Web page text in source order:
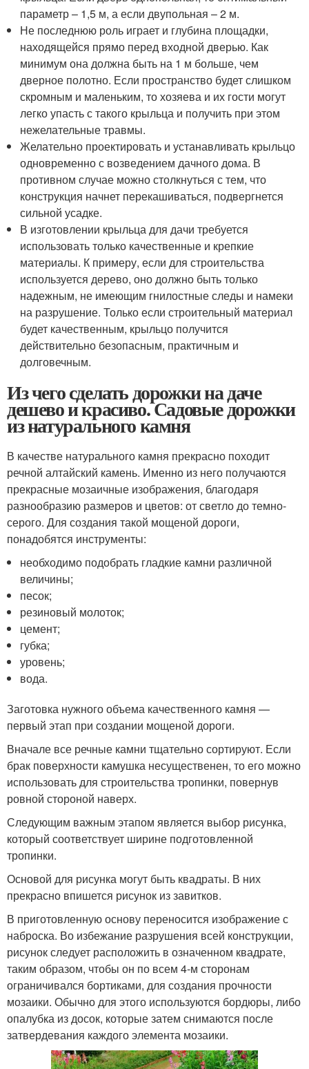
параметр – 1,5 м, а если двупольная – 2 м.
Не последнюю роль играет и глубина площадки,
находящейся прямо перед входной дверью. Как
минимум она должна быть на 1 м больше, чем
дверное полотно. Если пространство будет слишком
скромным и маленьким, то хозяева и их гости могут
легко упасть с такого крыльца и получить при этом
нежелательные травмы.
Желательно проектировать и устанавливать крыльцо
одновременно с возведением дачного дома. В
противном случае можно столкнуться с тем, что
конструкция начнет перекашиваться, подвергнется
сильной усадке.
В изготовлении крыльца для дачи требуется
использовать только качественные и крепкие
материалы. К примеру, если для строительства
используется дерево, оно должно быть только
надежным, не имеющим гнилостные следы и намеки
на разрушение. Только если строительный материал
будет качественным, крыльцо получится
действительно безопасным, практичным и
долговечным.
Из чего сделать дорожки на даче
дешево и красиво. Садовые дорожки
из натурального камня
В качестве натурального камня прекрасно походит
речной алтайский камень. Именно из него получаются
прекрасные мозаичные изображения, благодаря
разнообразию размеров и цветов: от светло до темно-
серого. Для создания такой мощеной дороги,
понадобятся инструменты:
необходимо подобрать гладкие камни различной
величины;
песок;
резиновый молоток;
цемент;
губка;
уровень;
вода.
Заготовка нужного объема качественного камня —
первый этап при создании мощеной дороги.
Вначале все речные камни тщательно сортируют. Если
брак поверхности камушка несущественен, то его можно
использовать для строительства тропинки, повернув
ровной стороной наверх.
Следующим важным этапом является выбор рисунка,
который соответствует ширине подготовленной
тропинки.
Основой для рисунка могут быть квадраты. В них
прекрасно впишется рисунок из завитков.
В приготовленную основу переносится изображение с
наброска. Во избежание разрушения всей конструкции,
рисунок следует расположить в означенном квадрате,
таким образом, чтобы он по всем 4-м сторонам
ограничивался бортиками, для создания прочности
мозаики. Обычно для этого используются бордюры, либо
опалубка из досок, которые затем снимаются после
затвердевания каждого элемента мозаики.